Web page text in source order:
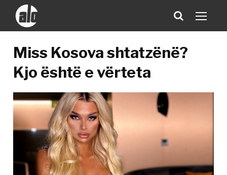
Miss Kosova shtatzënë?
Kjo është e vërteta